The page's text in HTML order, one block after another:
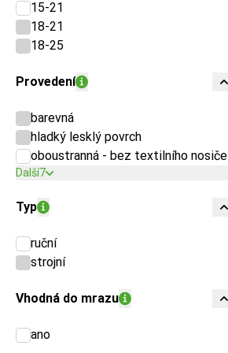
15-21
18-21
18-25
Provedení
barevná
hladký lesklý povrch
oboustranná - bez textilního nosiče
Další7
Typ
ruční
strojní
Vhodná do mrazu
ano